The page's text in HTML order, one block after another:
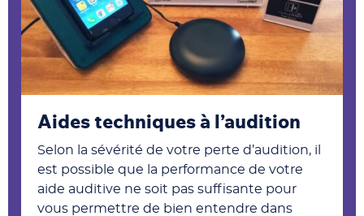
Aides techniques à l’audition
Selon la sévérité de votre perte d’audition, il
est possible que la performance de votre
aide auditive ne soit pas suffisante pour
vous permettre de bien entendre dans